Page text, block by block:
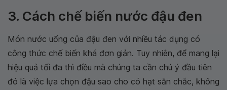
3. Cách chế biến nước đậu đen
Món nước uống của đậu đen với nhiều tác dụng có
công thức chế biến khá đơn giản. Tuy nhiên, để mang lại
hiệu quả tối đa thì điều mà chúng ta cần chú ý đầu tiên
đó là việc lựa chọn đậu sao cho có hạt săn chắc, không